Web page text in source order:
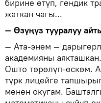
бирине өтүп, гендик
жаткан чагы...
— Өзүңүз тууралуу
— Ата-энем —
академияны
Ошто төрөлүп-өскөм.
түрк лицейге
менен окугам.